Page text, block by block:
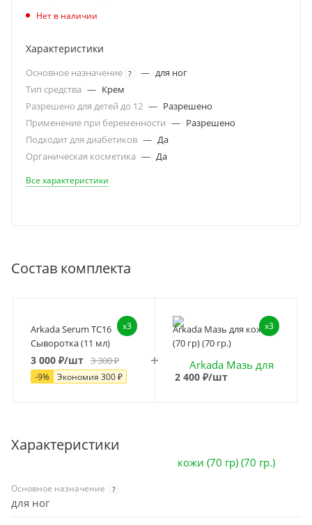
Нет в наличии
Характеристики
Основное назначение ? — для ног
Тип средства — Крем
Разрешено для детей до 12 — Разрешено
Применение при беременности — Разрешено
Подходит для диабетиков — Да
Органическая косметика — Да
Все характеристики
Состав комплекта
x3
Arkada Serum TC16
Сыворотка (11 мл)
3 000₽/шт 3 300₽
-9% Экономия 300₽
x3
Arkada Мазь для кожи
(70 гр) (70 гр.)
2 400 ₽/шт
Характеристики
Основное назначение ?
для ног